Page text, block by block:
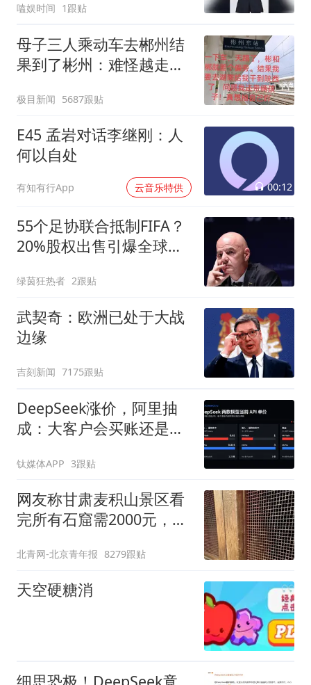
嗑娱时间 1跟贴
母子三人乘动车去郴州结
果到了彬州：难怪越走越
极目新闻 5687跟贴
E45 孟岩对话李继刚：人
何以自处
有知有行App 云音乐特供 00:12
55个足协联合抵制FIFA？
20%股权出售引爆全球足
绿茵狂热者 2跟贴
武契奇：欧洲已处于大战
边缘
吉刻新闻 7175跟贴
DeepSeek涨价，阿里抽
成：大客户会买账还是跑
钛媒体APP 3跟贴
网友称甘肃麦积山景区看
完所有石窟需2000元，景
护，游客可按需买
北青网-北京青年报 8279跟贴
天空硬糖消